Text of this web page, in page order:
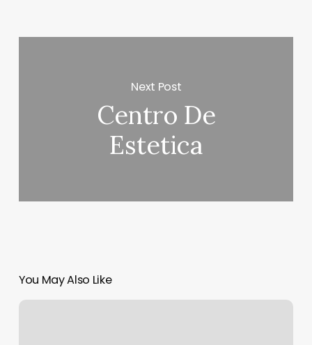
Next Post
Centro De
Estetica
You May Also Like
Nail